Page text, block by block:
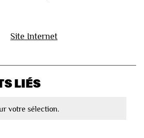
Site Internet
LIÉS
votre sélection.